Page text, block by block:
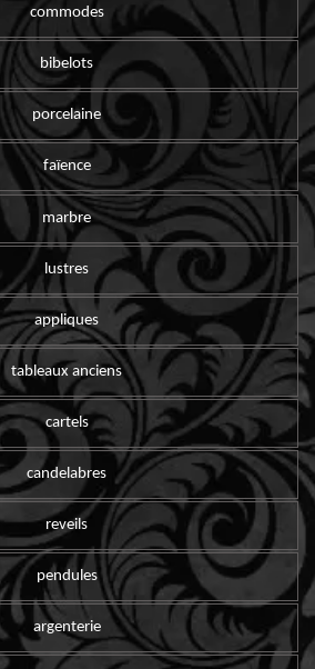
commodes
bibelots
porcelaine
faïence
marbre
lustres
appliques
tableaux anciens
cartels
candelabres
reveils
pendules
argenterie